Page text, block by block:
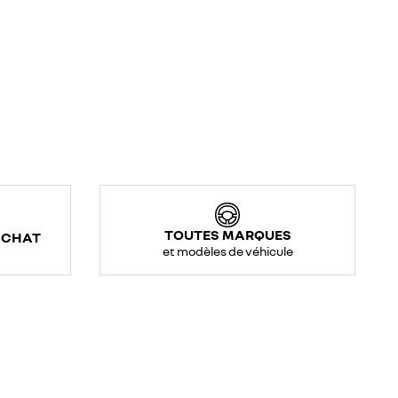
TOUTES MARQUES
et modèles de véhicule